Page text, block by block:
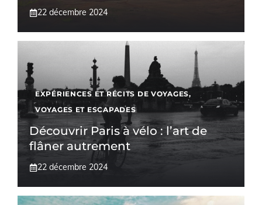
22 décembre 2024
EXPÉRIENCES ET RÉCITS DE VOYAGES,
VOYAGES ET ESCAPADES
Découvrir Paris à vélo : l’art de
flâner autrement
22 décembre 2024